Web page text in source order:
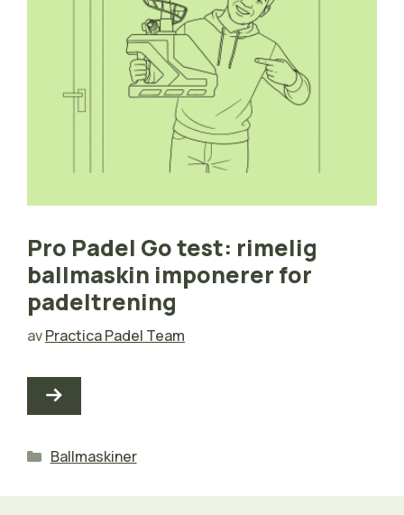
Pro Padel Go test: rimelig
ballmaskin imponerer for
padeltrening
avPractica Padel Team
Kategorier
Ballmaskiner